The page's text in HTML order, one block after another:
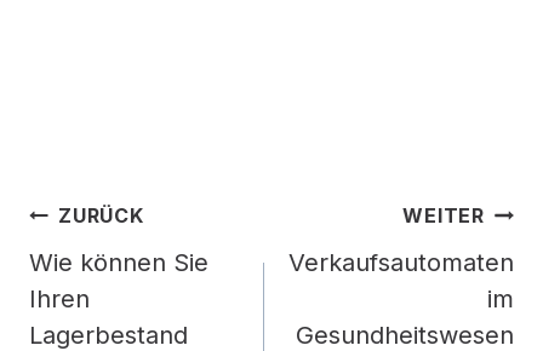
Beitragsnavigation
ZURÜCK
Wie können Sie
Ihren
Lagerbestand
WEITER
Verkaufsautomaten
im
Gesundheitswesen